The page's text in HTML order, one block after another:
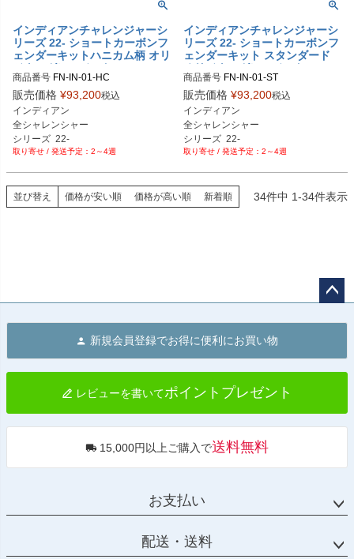
インディアンチャレンジャーシ
リーズ 22- ショートカーボンフ
ェンダーキットハニカム柄 オリ
ジナルガレージモト
商品番号 FN-IN-01-HC
FN-IN-01-BK-HC：ブラック
FN-IN-01-AL-HC：アルミ
FN-IN-01-CR-HC：クローム
FN-IN-01-GD-HC：ゴールド
FN-IN-01-RD-HC：レッド
FN-IN-01-PL-HC：紫
FN-IN-01-BC-HC：ブラッククロー
ム
販売価格 ¥93,200税込
インディアン
全シャレンシャー
シリーズ  22-
スポーツチーフ
2～4週
インディアンチャレンジャーシ
リーズ 22- ショートカーボンフ
ェンダーキット スタンダード
オリジナルガレージモト
商品番号 FN-IN-01-ST
FN-IN-01-BK-ST：ブラック
FN-IN-01-AL-ST：アルミ
FN-IN-01-CR-ST：クローム
FN-IN-01-GD-ST：ゴールド
FN-IN-01-RD-ST：レッド
FN-IN-01-PL-ST：紫
FN-IN-01-BC-ST：ブラッククローム
FN-IN-01-GP-ST：金メッキ
販売価格 ¥93,200税込
インディアン
全シャレンシャー
シリーズ  22-
スポーツチーフ
2～4週
並び替え 価格が安い順 価格が高い順 新着順 34件中 1-34件表示
へ
新規会員登録でお得に便利にお買い物
レビューを書いてポイントプレゼント
15,000円以上ご購入で送料無料
お支払い
配送・送料